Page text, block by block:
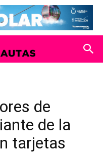
de
de la
tarjetas